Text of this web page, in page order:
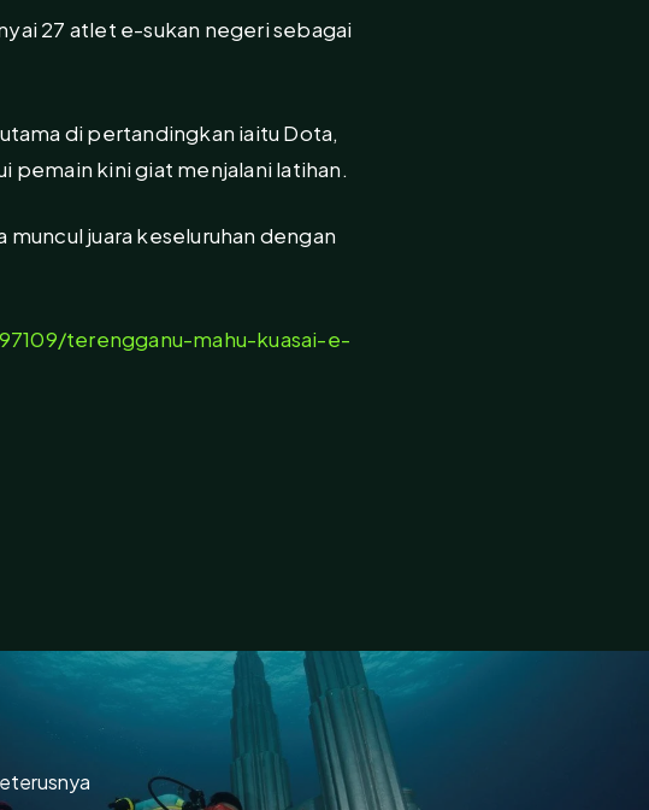
27 atlet e-sukan negeri sebagai
di pertandingkan iaitu Dota,
pemain kini giat menjalani latihan.
juara keseluruhan dengan
terengganu-mahu-kuasai-e-